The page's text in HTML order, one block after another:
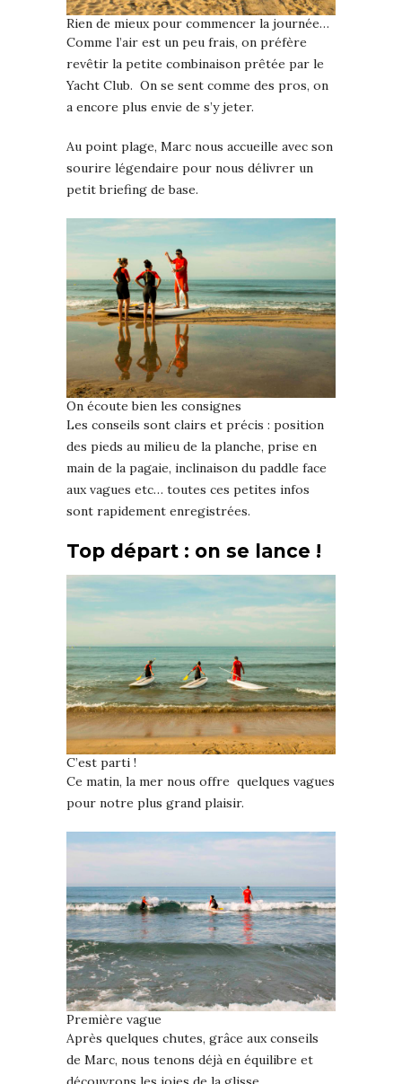
Rien de mieux pour commencer la journée…
Comme l’air est un peu frais, on préfère
revêtir la petite combinaison prêtée par le
Yacht Club. On se sent comme des pros, on
a encore plus envie de s’y jeter.
Au point plage, Marc nous accueille avec son
sourire légendaire pour nous délivrer un
petit briefing de base.
On écoute bien les consignes
Les conseils sont clairs et précis : position
des pieds au milieu de la planche, prise en
main de la pagaie, inclinaison du paddle face
aux vagues etc… toutes ces petites infos
sont rapidement enregistrées.
Top départ : on se lance !
C’est parti !
Ce matin, la mer nous offre quelques vagues
pour notre plus grand plaisir.
Première vague
Après quelques chutes, grâce aux conseils
de Marc, nous tenons déjà en équilibre et